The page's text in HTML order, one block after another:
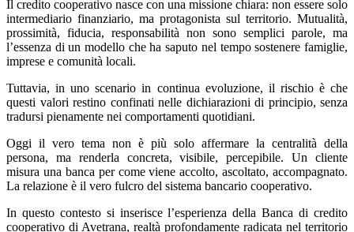
Il credito cooperativo nasce con una missione chiara: non essere solo
intermediario finanziario, ma protagonista sul territorio. Mutualità,
prossimità, fiducia, responsabilità non sono semplici parole, ma
l’essenza di un modello che ha saputo nel tempo sostenere famiglie,
imprese e comunità locali.
Tuttavia, in uno scenario in continua evoluzione, il rischio è che
questi valori restino confinati nelle dichiarazioni di principio, senza
tradursi pienamente nei comportamenti quotidiani.
Oggi il vero tema non è più solo affermare la centralità della
persona, ma renderla concreta, visibile, percepibile. Un cliente
misura una banca per come viene accolto, ascoltato, accompagnato.
La relazione è il vero fulcro del sistema bancario cooperativo.
In questo contesto si inserisce l’esperienza della Banca di credito
cooperativo di Avetrana, realtà profondamente radicata nel territorio